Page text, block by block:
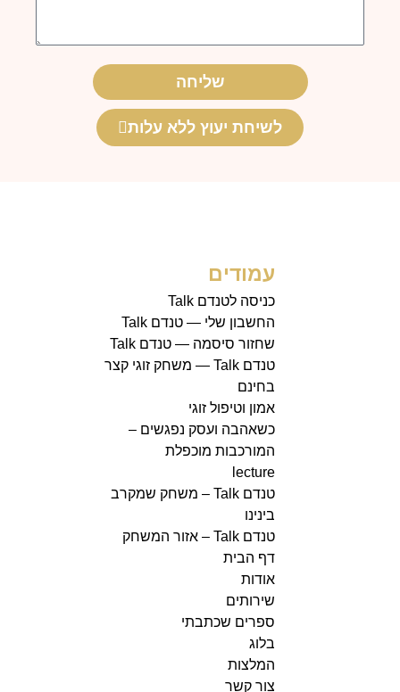
שליחה
לשיחת יעוץ ללא עלות
עמודים
כניסה לטנדם Talk
החשבון שלי — טנדם Talk
שחזור סיסמה — טנדם Talk
טנדם Talk — משחק זוגי קצר
בחינם
אמון וטיפול זוגי
כשאהבה ועסק נפגשים –
המורכבות מוכפלת
lecture
טנדם Talk – משחק שמקרב
בינינו
טנדם Talk – אזור המשחק
דף הבית
אודות
שירותים
ספרים שכתבתי
בלוג
המלצות
צור קשר